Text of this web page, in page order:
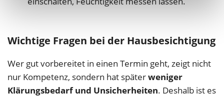
Wichtige Fragen bei der Hausbesichtigung
Wer gut vorbereitet in einen Termin geht, zeigt nicht
nur Kompetenz, sondern hat späterweniger
Klärungsbedarf und Unsicherheiten. Deshalb ist es